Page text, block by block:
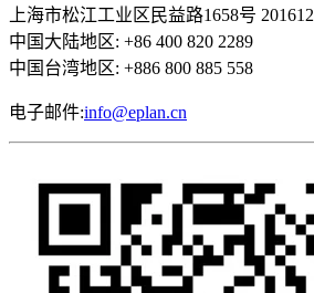
上海市松江工业区民益路1658号 201612
中国大陆地区: +86 400 820 2289
中国台湾地区: +886 800 885 558
电子邮件:info@eplan.cn